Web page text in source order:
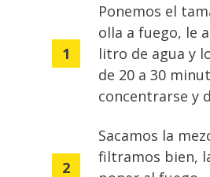
Ponemos el
olla a fuego, le
litro de agua y
de 20 a 30
concentrarse y
Sacamos la
filtramos bien,